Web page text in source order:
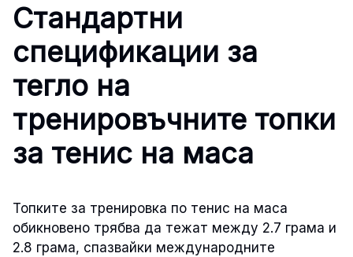
Стандартни
спецификации за
тегло на
тренировъчните топки
за тенис на маса
Топките за тренировка по тенис на маса
обикновено трябва да тежат между 2.7 грама и
2.8 грама, спазвайки международните